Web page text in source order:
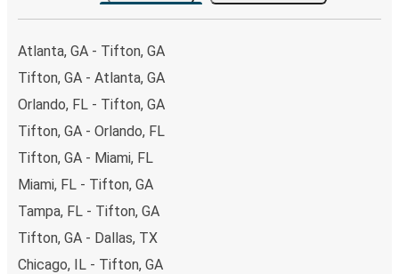
Atlanta, GA - Tifton, GA
Tifton, GA - Atlanta, GA
Orlando, FL - Tifton, GA
Tifton, GA - Orlando, FL
Tifton, GA - Miami, FL
Miami, FL - Tifton, GA
Tampa, FL - Tifton, GA
Tifton, GA - Dallas, TX
Chicago, IL - Tifton, GA